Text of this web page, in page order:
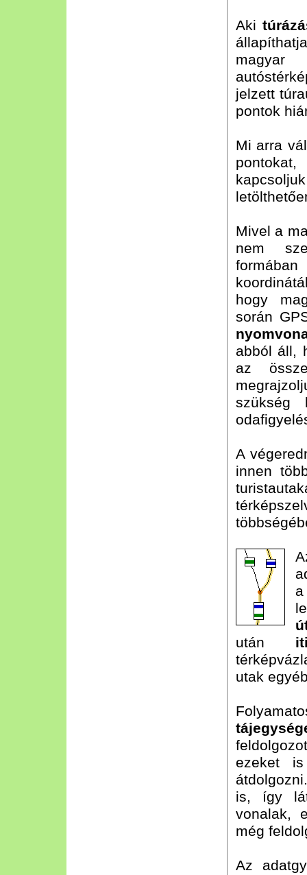
Aki
magyar
jelzett
pontok
Mi arra
Mivel a
nem
hogy
során
abból áll,
az
szükség
A
innen
után
utak
ezeket is
is, így
vonalak,
még
Az